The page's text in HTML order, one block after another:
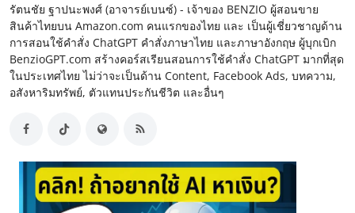
รัตนชัย ฐาปนะพงศ์ (อาจารย์เบนซ์) - เจ้าของ BENZIO ผู้สอนขาย
สินค้าไทยบน Amazon.com คนแรกของไทย และ เป็นผู้เชี่ยวชาญด้าน
การสอนใช้คำสั่ง ChatGPT คำสั่งภาษาไทย และภาษาอังกฤษ ผู้บุกเบิก
BenzioGPT.com สร้างคอร์สเรียนสอนการใช้คำสั่ง ChatGPT มากที่สุด
ในประเทศไทย ไม่ว่าจะเป็นด้าน Content, Facebook Ads, บทความ,
อสังหาริมทรัพย์, ตัวแทนประกันชีวิต และอื่นๆ